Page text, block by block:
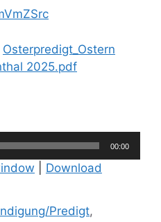
Osterpredigt_Ostern
2025.pdf
00:00
Download
Predigt,